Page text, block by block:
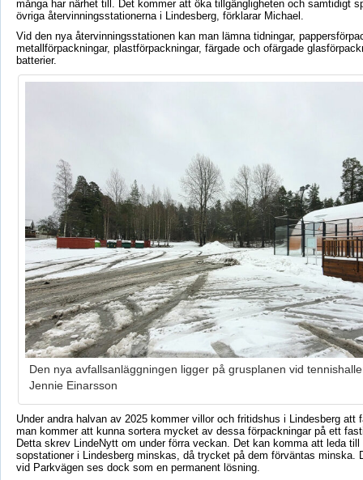
många har närhet till. Det kommer att öka tillgängligheten och samtidigt
övriga återvinningsstationerna i Lindesberg, förklarar Michael.
Vid den nya återvinningsstationen kan man lämna tidningar,
metallförpackningar, plastförpackningar, färgade och ofärgade
batterier.
Den nya avfallsanläggningen ligger på grusplanen vid
Jennie Einarsson
Under andra halvan av 2025 kommer villor och fritidshus i Lindesberg att
man kommer att kunna sortera mycket av dessa förpackningar på ett
Detta skrev LindeNytt om under förra veckan. Det kan komma att leda till
sopstationer i Lindesberg minskas, då trycket på dem förväntas minska.
vid Parkvägen ses dock som en permanent lösning.